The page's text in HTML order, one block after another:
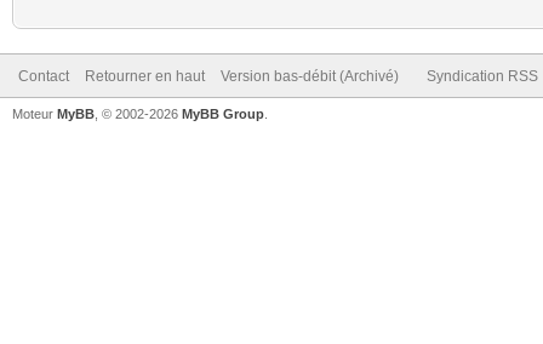
Contact Retourner en haut Version bas-débit (Archivé) Syndication RSS
Moteur MyBB , © 2002-2026 MyBB Group